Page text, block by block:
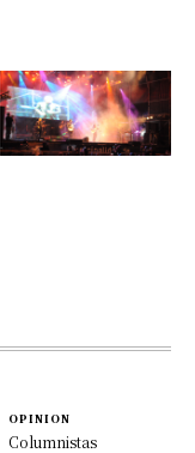
OPINION
Columnistas